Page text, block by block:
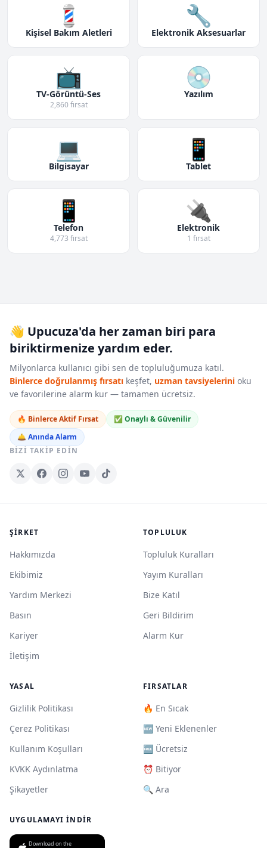
💈
Kişisel Bakım Aletleri
🔧
Elektronik Aksesuarlar
📺
TV-Görüntü-Ses
2,860 fırsat
💿
Yazılım
💻
Bilgisayar
📱
Tablet
📱
Telefon
4,773 fırsat
🔌
Elektronik
1 fırsat
👋 Upucuza'da her zaman biri para
biriktirmenize yardım eder.
Milyonlarca kullanıcı gibi sen de topluluğumuza katıl.
Binlerce doğrulanmış fırsatı keşfet, uzman tavsiyelerini oku
ve favorilerine alarm kur — tamamen ücretsiz.
🔥 Binlerce Aktif Fırsat
✅ Onaylı & Güvenilir
🛎️ Anında Alarm
BIZI TAKIP EDIN
ŞIRKET
Hakkımızda
Ekibimiz
Yardım Merkezi
Basın
Kariyer
İletişim
TOPLULUK
Topluluk Kuralları
Yayım Kuralları
Bize Katıl
Geri Bildirim
Alarm Kur
YASAL
Gizlilik Politikası
Çerez Politikası
Kullanım Koşulları
KVKK Aydınlatma
Şikayetler
FIRSATLAR
🔥 En Sıcak
🆕 Yeni Eklenenler
🆓 Ücretsiz
⏰ Bitiyor
🔍 Ara
UYGULAMAYI İNDIR
Download on the